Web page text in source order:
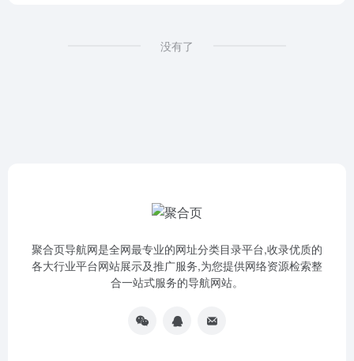
没有了
聚合页导航网是全网最专业的网址分类目录平台,收录优质的
各大行业平台网站展示及推广服务,为您提供网络资源检索整
合一站式服务的导航网站。